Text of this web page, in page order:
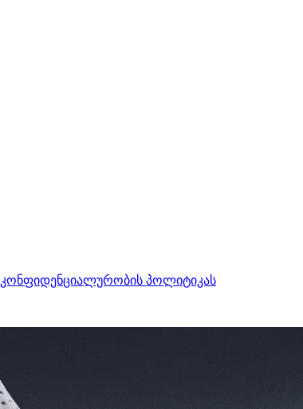
კონფიდენციალურობის პოლიტიკას